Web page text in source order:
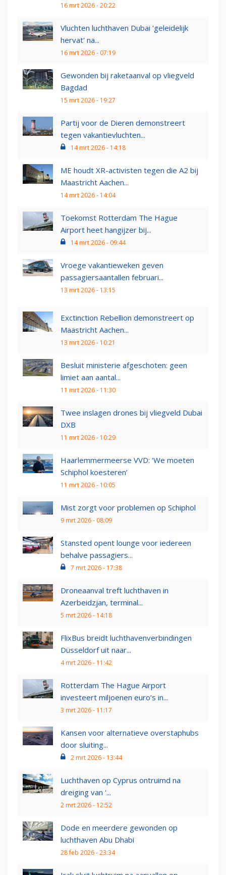
16 mrt 2026 - 20:22
Vluchten luchthaven Dubai 'geleidelijk
hervat' na...
16 mrt 2026 - 07:19
Gewonden bij raketaanval op vliegveld
Bagdad
15 mrt 2026 - 19:27
Partij voor de Dieren demonstreert
tegen vakantievluchten...
14 mrt 2026 - 14:18
ME houdt XR-activisten tegen die A2 bij
Maastricht Aachen...
14 mrt 2026 - 14:04
Toekomst Rotterdam The Hague
Airport heet hangijzer bij...
14 mrt 2026 - 09:44
Vroege vakantieweken geven
passagiersaantallen februari...
13 mrt 2026 - 13:15
Exctinction Rebellion demonstreert op
Maastricht Aachen...
13 mrt 2026 - 10:21
Besluit ministerie afgeschoten: geen
limiet aan aantal...
11 mrt 2026 - 11:30
Twee inslagen drones bij vliegveld Dubai
DXB
11 mrt 2026 - 10:29
Haarlemmermeerse VVD: ‘We moeten
Schiphol koesteren’
11 mrt 2026 - 10:05
Mist zorgt voor problemen op Schiphol
9 mrt 2026 - 08:09
Stansted opent lounge voor iedereen
behalve passagiers...
7 mrt 2026 - 17:38
Droneaanval treft luchthaven in
Azerbeidzjan, terminal...
5 mrt 2026 - 14:18
FlixBus breidt luchthavenverbindingen
Düsseldorf uit naar...
4 mrt 2026 - 11:42
Rotterdam The Hague Airport
investeert miljoenen euro’s in...
3 mrt 2026 - 11:17
Kansen voor alternatieve overstaphubs
door sluiting...
2 mrt 2026 - 13:44
Luchthaven op Cyprus ontruimd na
dreiging van '...
2 mrt 2026 - 12:52
Dode en meerdere gewonden op
luchthaven Abu Dhabi
28 feb 2026 - 23:34